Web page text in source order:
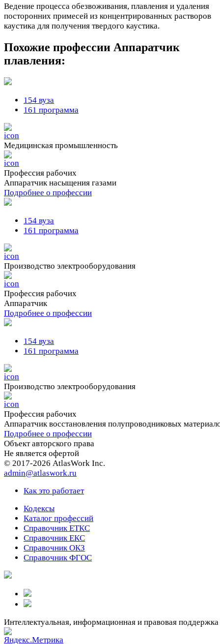
Ведение процесса обезвоживания, плавления и удаления
посторонних примесей из концентрированных растворов
каустика для получения твердого каустика.
Похожие профессии Аппаратчик
плавления:
154 вуза
161 программа
Медицинская промышленность
Профессия рабочих
Аппаратчик насыщения газами
Подробнее о профессии
154 вуза
161 программа
Производство электрооборудования
Профессия рабочих
Аппаратчик
Подробнее о профессии
154 вуза
161 программа
Производство электрооборудования
Профессия рабочих
Аппаратчик восстановления полупроводниковых
Подробнее о профессии
Объект авторского права
Не является офертой
© 2017-2026 AtlasWork Inc.
admin@atlaswork.ru
Как это работает
Кодексы
Каталог профессий
Справочник ЕТКС
Справочник ЕКС
Справочник ОКЗ
Справочник ФГОС
Интеллектуальная, информационная и правовая поддержка